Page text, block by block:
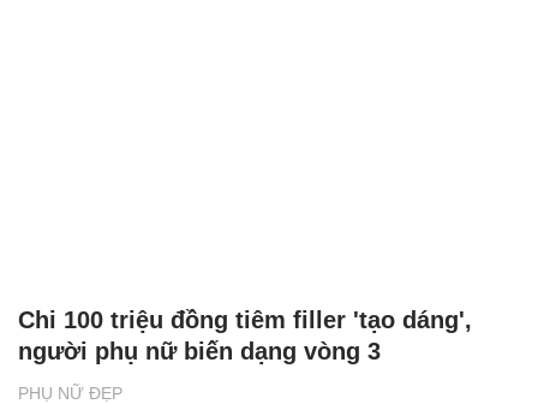
PHỤ NỮ ĐẸP
Chi 100 triệu đồng tiêm filler 'tạo dáng',
người phụ nữ biến dạng vòng 3